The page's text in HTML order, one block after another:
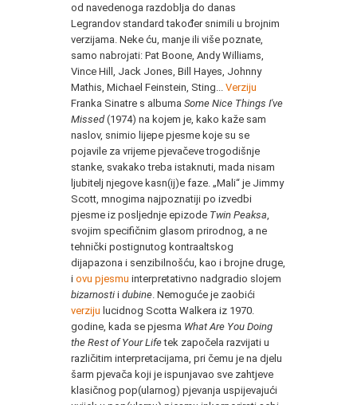
od navedenoga razdoblja do danas
Legrandov standard također snimili u brojnim
verzijama. Neke ću, manje ili više poznate,
samo nabrojati: Pat Boone, Andy Williams,
Vince Hill, Jack Jones, Bill Hayes, Johnny
Mathis, Michael Feinstein, Sting... Verziju
Franka Sinatre s albuma Some Nice Things I've
Missed(1974) na kojem je, kako kaže sam
naslov, snimio lijepe pjesme koje su se
pojavile za vrijeme pjevačeve trogodišnje
stanke, svakako treba istaknuti, mada nisam
ljubitelj njegove kasn(ij)e faze. „Mali“ je Jimmy
Scott, mnogima najpoznatiji po izvedbi
pjesme iz posljednje epizode Twin Peaksa
svojim specifičnim glasom prirodnog, a ne
tehnički postignutog kontraaltskog
dijapazona i senzibilnošću, kao i brojne druge,
i ovu pjesmu interpretativno nadgradio slojem
bizarnosti i dubine . Nemoguće je zaobići
verziju lucidnog Scotta Walkera iz 1970.
godine, kada se pjesma What Are You Doing
the Rest of Your Lifetek započela razvijati u
različitim interpretacijama, pri čemu je na djelu
šarm pjevača koji je ispunjavao sve zahtjeve
klasičnog pop(ularnog) pjevanja uspijevajući